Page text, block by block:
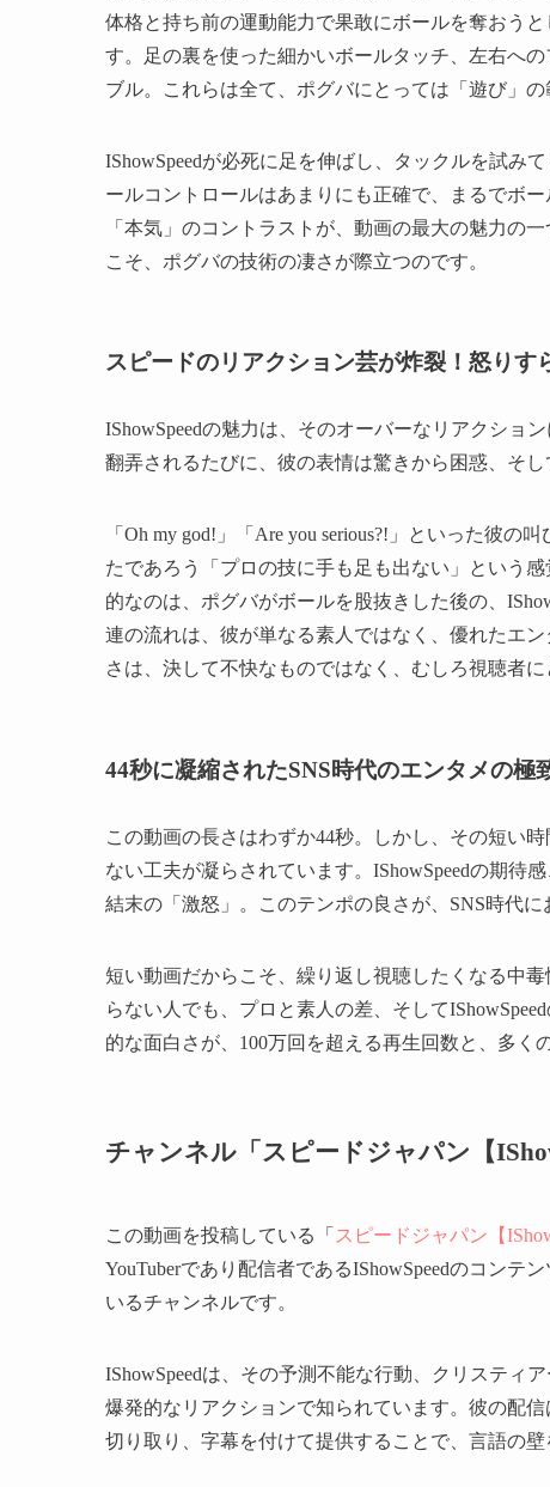
体格と持ち前の運動能力で果敢にボールを奪おう
す。足の裏を使った細かいボールタッチ、左右へ
ブル。これらは全て、ポグバにとっては「遊び」の
IShowSpeedが必死に足を伸ばし、タックルを試み
ールコントロールはあまりにも正確で、まるでボ
「本気」のコントラストが、動画の最大の魅力の
こそ、ポグバの技術の凄さが際立つのです。
スピードのリアクション芸が炸裂！怒りす
IShowSpeedの魅力は、そのオーバーなリアクショ
翻弄されるたびに、彼の表情は驚きから困惑、そ
「Oh my god!」「Are you serious?!」といった彼
たであろう「プロの技に手も足も出ない」という
的なのは、ポグバがボールを股抜きした後の、
連の流れは、彼が単なる素人ではなく、優れたエ
さは、決して不快なものではなく、むしろ視聴者
44秒に凝縮されたSNS時代のエンタメの極
この動画の長さはわずか44秒。しかし、その短い
ない工夫が凝らされています。IShowSpeedの期待
結末の「激怒」。このテンポの良さが、SNS時代
短い動画だからこそ、繰り返し視聴したくなる中
らない人でも、プロと素人の差、そして
的な面白さが、100万回を超える再生回数と、多く
チャンネル「スピードジャパン【
この動画を投稿している「 スピードジャパン【
YouTuberであり配信者であるIShowSpeedのコンテ
いるチャンネルです。
IShowSpeedは、その予測不能な行動、クリスティ
爆発的なリアクションで知られています。彼の配
切り取り、字幕を付けて提供することで、言語の